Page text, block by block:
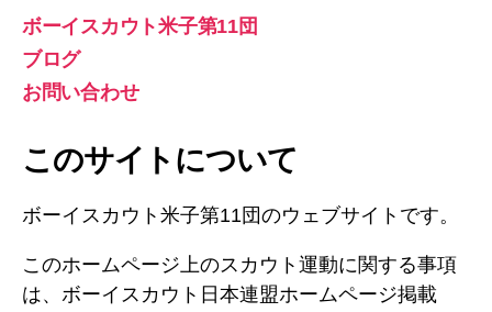
ボーイスカウト米子第11団
ブログ
お問い合わせ
このサイトについて
ボーイスカウト米子第11団のウェブサイトです。
このホームページ上のスカウト運動に関する事項
は、ボーイスカウト日本連盟ホームページ掲載